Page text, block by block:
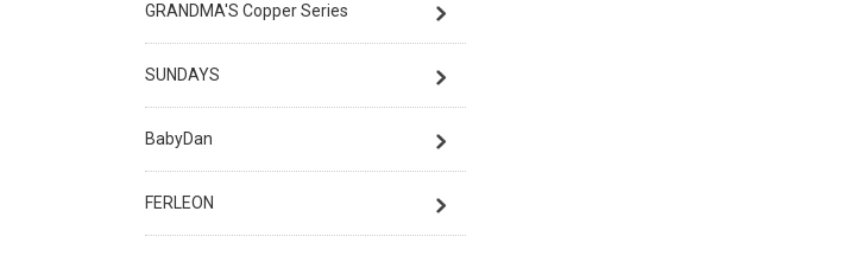
GRANDMA'S Copper Series
SUNDAYS
BabyDan
FERLEON